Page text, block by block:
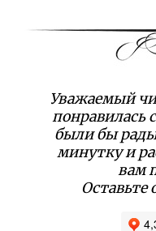
Уважаемый
понравилась
были бы
минутку и
вам
Оставьте